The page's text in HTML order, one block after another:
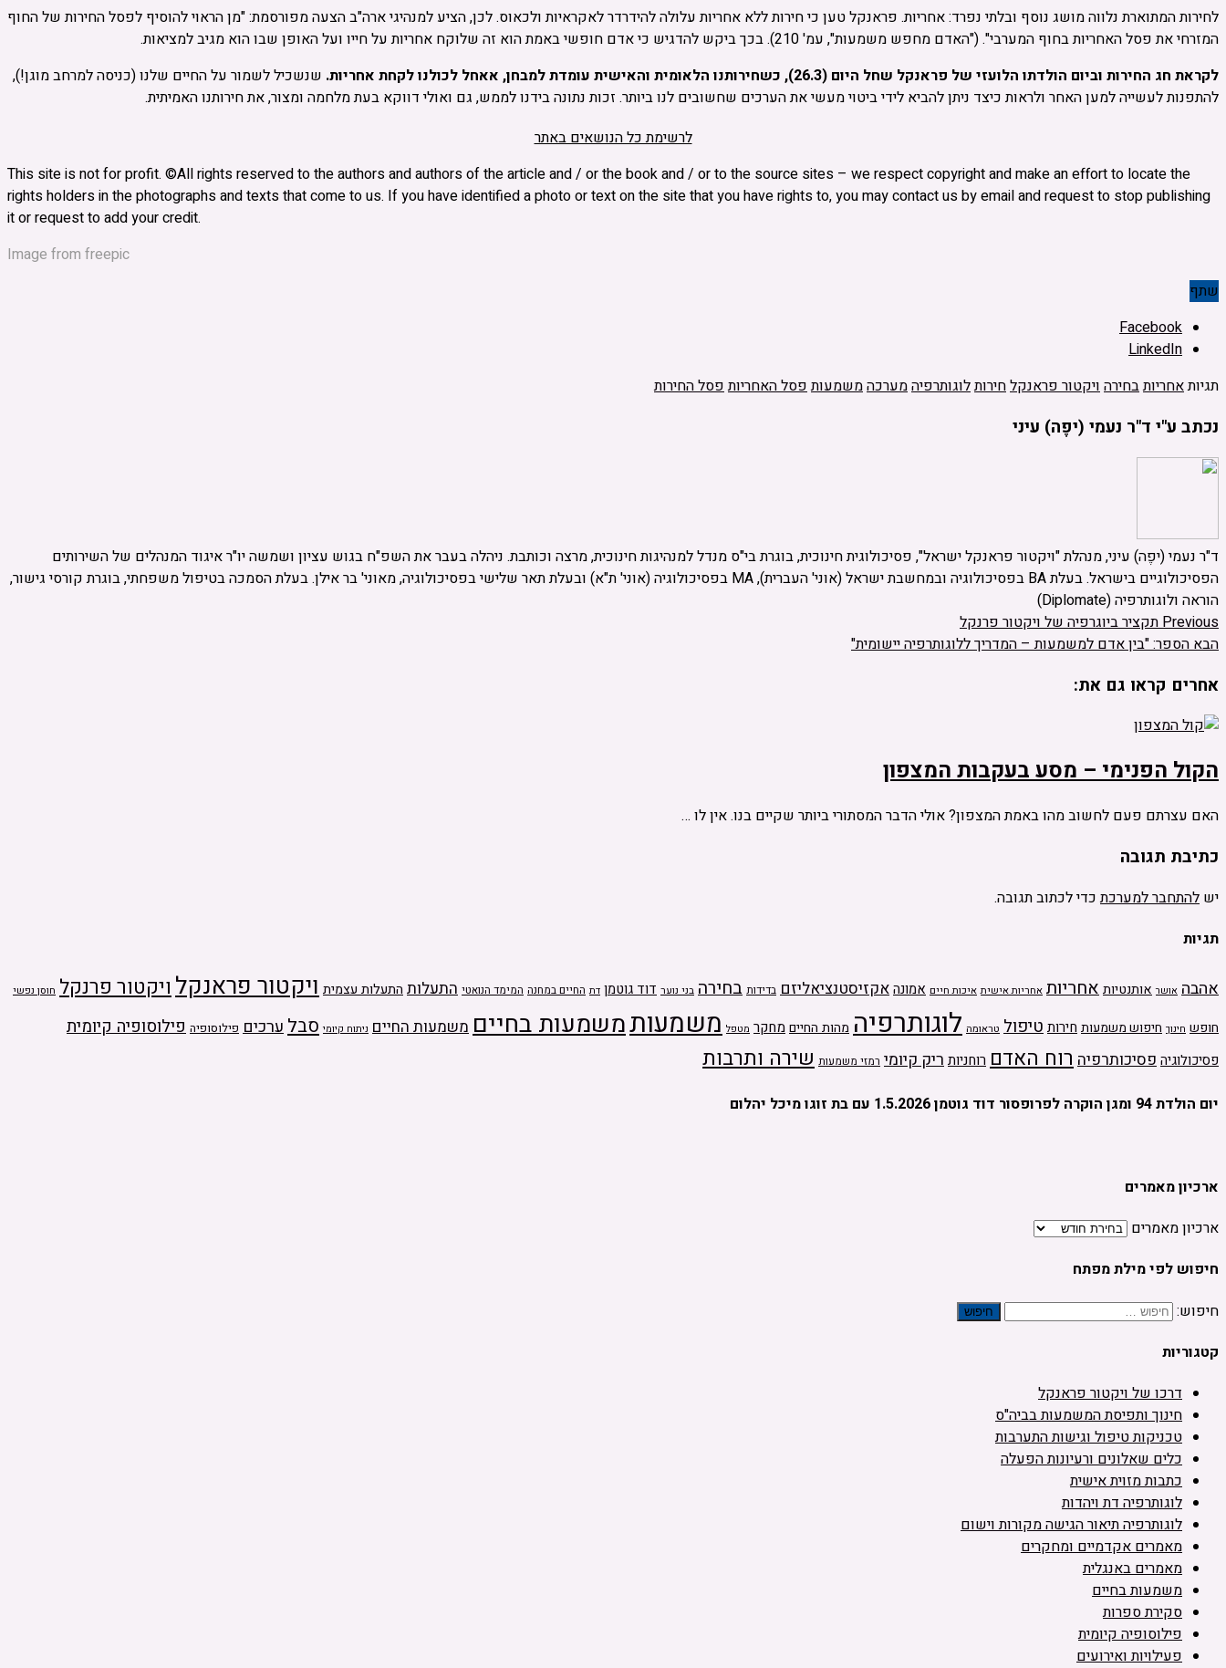
לחירות המתוארת נלווה מושג נוסף ובלתי נפרד: אחריות. פראנקל טען כי חירות ללא אחריות עלולה להידרדר לאקראיות ולכאוס.לכן, הציע למנהיגי ארה"ב הצעה מפורסמת: "מן הראוי להוסיף לפסל החירות של החוף
המזרחי את פסל האחריות בחוף המערבי". ("האדם מחפש משמעות", עמ' 210). בכך ביקש להדגיש כי אדם חופשי באמת הוא זה שלוקח אחריות על חייו ועל האופן שבו הוא מגיב למציאות.
לקראת חג החירות וביום הולדתו הלועזי של פראנקל שחל היום (26.3), כשחירותנו הלאומית והאישית עומדת למבחן, אאחל לכולנו לקחת אחריות.
שנשכיל לשמור על החיים שלנו (כניסה למרחב מוגן!),
להתפנות לעשייה למען האחר ולראות כיצד ניתן להביא לידי ביטוי מעשי את הערכים שחשובים לנו ביותר. זכות נתונה בידנו לממש, גם ואולי דווקא בעת מלחמה ומצור, את חירותנו האמיתית.
לרשימת כל הנושאים באתר
This site is not for profit. ©All rights reserved to the authors and authors of the article and / or the book and / or to the source sites – we respect copyright and make an effort to locate the
rights holders in the photographs and texts that come to us. If you have identified a photo or text on the site that you have rights to, you may contact us by email and request to stop publishing
it or request to add your credit.
Image from freepic
שתף
Facebook
LinkedIn
תגיותאחריותבחירהויקטור פראנקלחירותלוגותרפיהמערכהמשמעותפסל האחריותפסל החירות
נכתב ע"י ד"ר נעמי (יפֶה) עיני
ד"ר נעמי (יפֶה) עיני, מנהלת "ויקטור פראנקל ישראל", פסיכולוגית חינוכית, בוגרת בי"ס מנדל למנהיגות חינוכית, מרצה וכותבת. ניהלה בעבר את השפ"ח בגוש עציון ושמשה יו"ר איגוד המנהלים של השירותים
הפסיכולוגיים בישראל. בעלת BA בפסיכולוגיה ובמחשבת ישראל (אוני' העברית), MA בפסיכולוגיה (אוני' ת"א) ובעלת תאר שלישי בפסיכולוגיה, מאוני' בר אילן. בעלת הסמכה בטיפול משפחתי, בוגרת קורסי גישור,
הוראה ולוגותרפיה (Diplomate)
Previousתקציר ביוגרפיה של ויקטור פרנקל
הבאהספר: "בין אדם למשמעות – המדריך ללוגותרפיה יישומית"
אחרים קראו גם את:
הקול הפנימי – מסע בעקבות המצפון
האם עצרתם פעם לחשוב מהו באמת המצפון? אולי הדבר המסתורי ביותר שקיים בנו. אין לו …
כתיבת תגובה
יש להתחבר למערכתכדי לכתוב תגובה.
תגיות
אהבה אושר אותנטיותאחריות אחריות אישית איכות חיים אמונהאקזיסטנציאליזם בדידות בחירה בני נוער דוד גוטמן דת החיים במחנה המימד הנואטי התעלות התעלות עצמיתויקטור פראנקלויקטור פרנקל חוסן נפשי
חופש חינוך חיפוש משמעות חירותטיפול טראומה לוגותרפיה מהות החייםמחקר מטפל משמעותמשמעות בחייםמשמעות החיים ניתוח קיומי סבלערכים פילוסופיה פילוסופיה קיומית
פסיכולוגיהפסיכותרפיה רוח האדם רוחניותריק קיומי רמזי משמעות שירה ותרבות
יום הולדת 94 ומגן הוקרה לפרופסור דוד גוטמן 1.5.2026 עם בת זוגו מיכל יהלום
ארכיון מאמרים
ארכיון מאמרים
חיפוש לפי מילת מפתח
חיפוש:
קטגוריות
דרכו של ויקטור פראנקל
חינוך ותפיסת המשמעות בביה"ס
טכניקות טיפול וגישות התערבות
כלים שאלונים ורעיונות הפעלה
כתבות מזוית אישית
לוגותרפיה דת ויהדות
לוגותרפיה תיאור הגישה מקורות וישום
מאמרים אקדמיים ומחקרים
מאמרים באנגלית
משמעות בחיים
סקירת ספרות
פילוסופיה קיומית
פעילויות ואירועים